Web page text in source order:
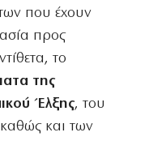
που έχουν
προς
το
της
Έλξης, του
και των